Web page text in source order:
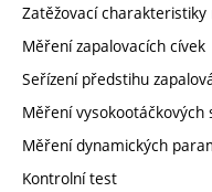
Zatěžovací
Měření zapalovacích cívek
Seřízení předstihu
Měření vysokootáčkových
Měření dynamických
Kontrolní test